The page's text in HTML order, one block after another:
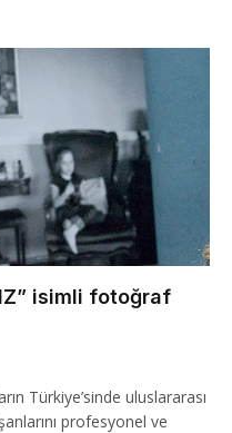
isimli fotoğraf
Türkiye’sinde uluslararası
profesyonel ve